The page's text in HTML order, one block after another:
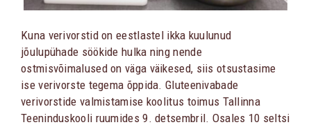
Kuna verivorstid on eestlastel ikka kuulunud
jõulupühade söökide hulka ning nende
ostmisvõimalused on väga väikesed, siis otsustasime
ise verivorste tegema õppida. Gluteenivabade
verivorstide valmistamise koolitus toimus Tallinna
Teeninduskooli ruumides 9. detsembril. Osales 10 seltsi